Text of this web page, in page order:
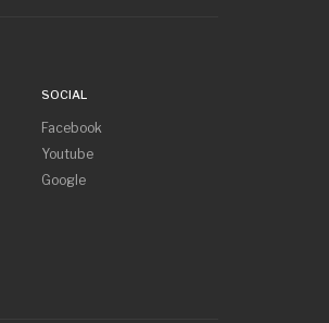
SOCIAL
Facebook
Youtube
Google